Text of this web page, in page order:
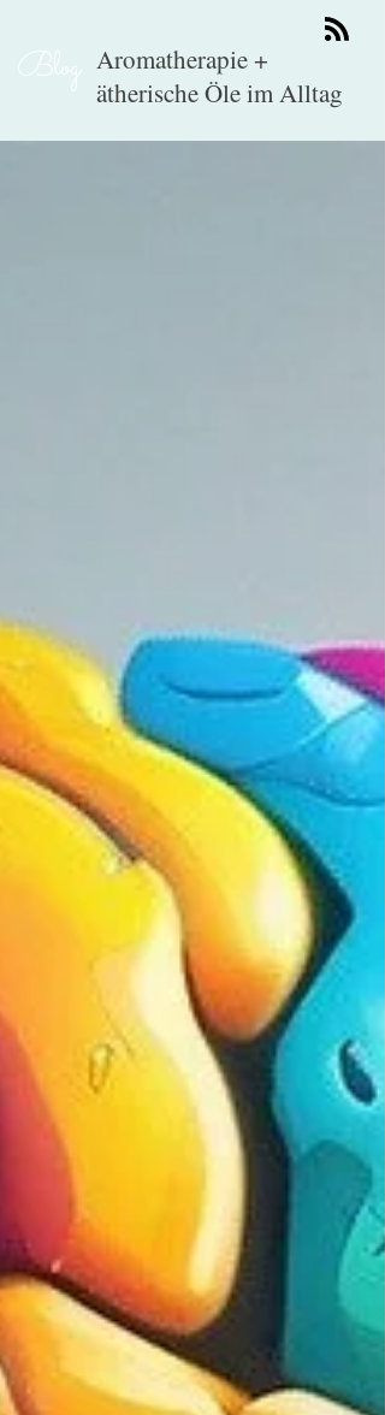
Blog Aromatherapie +
ätherische Öle im Alltag